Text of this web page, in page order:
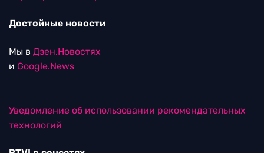
Достойные новости
Мы в Дзен.Новостях
и Google.News
Уведомление об использовании рекомендательных
технологий